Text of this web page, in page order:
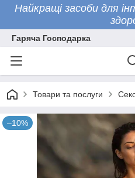
Найкращі засоби для
Гаряча Господарка
Товари та послуги
–10%